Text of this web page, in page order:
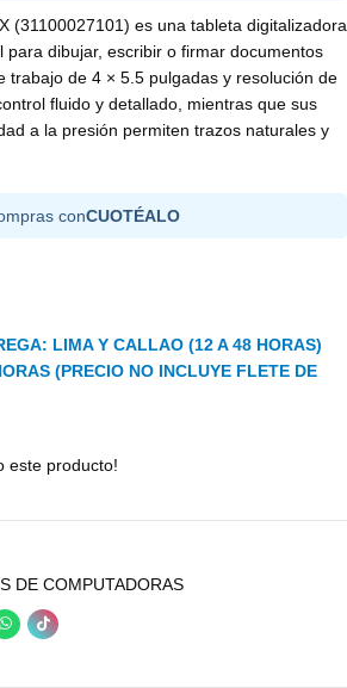
(31100027101) es una tableta digitalizadora
para dibujar, escribir o firmar documentos
trabajo de 4 × 5.5 pulgadas y resolución de
fluido y detallado, mientras que sus
a la presión permiten trazos naturales y
conCUOTÉALO
LIMA Y CALLAO (12 A 48 HORAS)
(PRECIO NO INCLUYE FLETE DE
este producto!
DE COMPUTADORAS